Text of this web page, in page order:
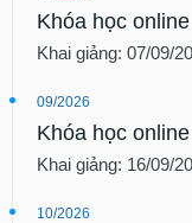
Khóa học
Khai giảng: 07/09/
09/2026
Khóa học
Khai giảng: 16/09/
10/2026